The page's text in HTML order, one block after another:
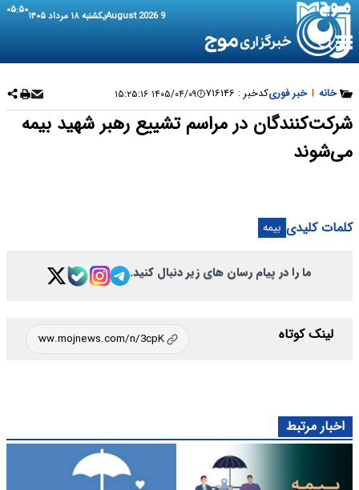
9 August 2026 یکشنبه ۱۸ مرداد ۱۴۰۵ ۰۵:۵۰
خانه | خبر فوریکدخبر : ۷۱۶۱۴۶ ۱۴۰۵/۰۴/۰۹ ۱۵:۲۵:۱۶
شرکت‌کنندگان در مراسم تشییع رهبر شهید بیمه
می‌شوند
کلمات کلیدی بیمه
ما را در پیام رسان های زیر دنبال کنید.
لینک کوتاه
اخبار مرتبط